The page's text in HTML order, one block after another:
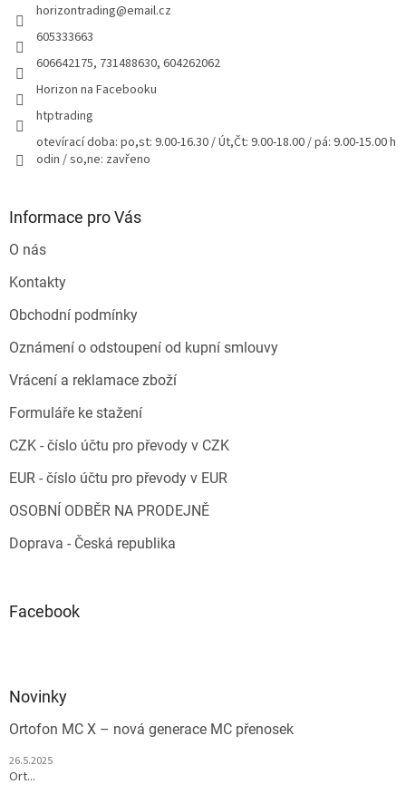
horizontrading@email.cz
605333663
606642175, 731488630, 604262062
Horizon na Facebooku
htptrading
otevírací doba: po,st: 9.00-16.30 / Út,Čt: 9.00-18.00 / pá: 9.00-15.00 h
odin / so,ne: zavřeno
Informace pro Vás
O nás
Kontakty
Obchodní podmínky
Oznámení o odstoupení od kupní smlouvy
Vrácení a reklamace zboží
Formuláře ke stažení
CZK - číslo účtu pro převody v CZK
EUR - číslo účtu pro převody v EUR
OSOBNÍ ODBĚR NA PRODEJNĚ
Doprava - Česká republika
Facebook
Novinky
Ortofon MC X – nová generace MC přenosek
26.5.2025
Ort...